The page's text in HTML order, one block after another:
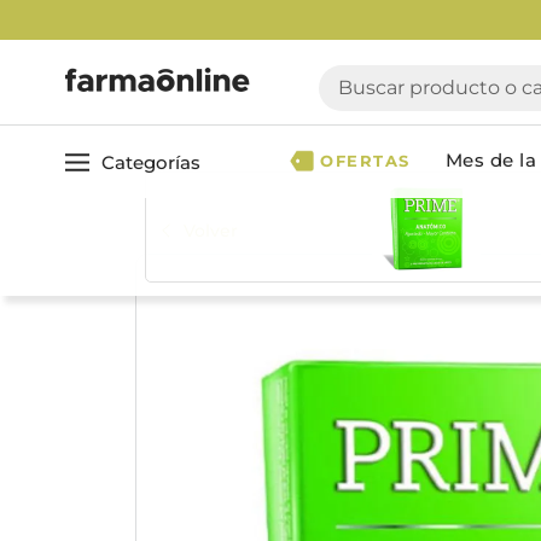
Buscar producto o
Categorías
Dermocosmética
Ver todoCuidado
Cuidado del
Geles & fijadores
Tinturas &
Tratamientos
OFERTAS Mes de